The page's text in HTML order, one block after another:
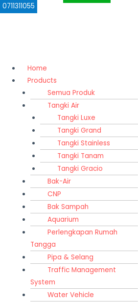
0711311055
Home
Products
Semua Produk
Tangki Air
Tangki Luxe
Tangki Grand
Tangki Stainless
Tangki Tanam
Tangki Gracio
Bak-Air
CNP
Bak Sampah
Aquarium
Perlengkapan Rumah
Tangga
Pipa & Selang
Traffic Management
System
Water Vehicle